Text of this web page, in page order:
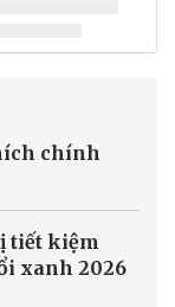
Chỉ đạo Trung
sáng tạo và
Lê Minh Hưng
Âu cạn